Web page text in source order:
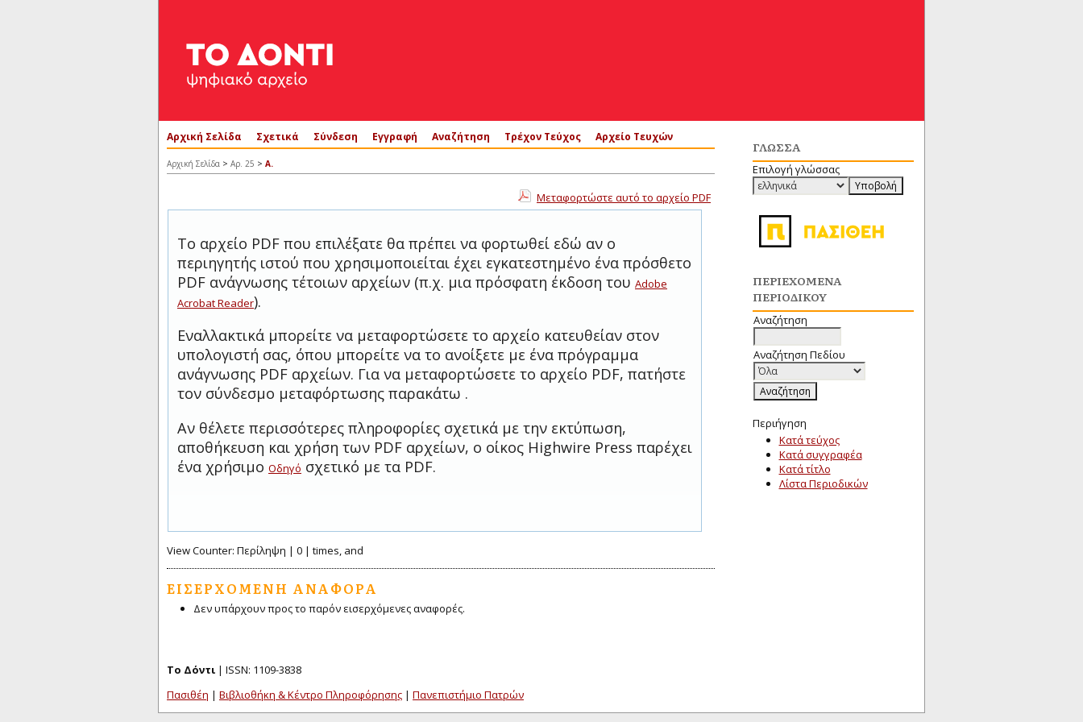
ΓΛΏΣΣΑ
Επιλογή γλώσσας
ΠΕΡΙΕΧΌΜΕΝΑ
ΠΕΡΙΟΔΙΚΟΎ
Αναζήτηση
Αναζήτηση Πεδίου
Περιήγηση
Κατά τεύχος
Κατά συγγραφέα
Κατά τίτλο
Λίστα Περιοδικών
Αρχική Σελίδα Σχετικά Σύνδεση Εγγραφή Αναζήτηση Τρέχον Τεύχος Αρχείο Τευχών
Αρχική Σελίδα > Αρ. 25 > Α.
Μεταφορτώστε αυτό το αρχείο PDF
Το αρχείο PDF που επιλέξατε θα πρέπει να φορτωθεί εδώ αν ο
περιηγητής ιστού που χρησιμοποιείται έχει εγκατεστημένο ένα πρόσθετο
PDF ανάγνωσης τέτοιων αρχείων (π.χ. μια πρόσφατη έκδοση του Adobe
Acrobat Reader).
Εναλλακτικά μπορείτε να μεταφορτώσετε το αρχείο κατευθείαν στον
υπολογιστή σας, όπου μπορείτε να το ανοίξετε με ένα πρόγραμμα
ανάγνωσης PDF αρχείων. Για να μεταφορτώσετε το αρχείο PDF, πατήστε
τον σύνδεσμο μεταφόρτωσης παρακάτω .
Αν θέλετε περισσότερες πληροφορίες σχετικά με την εκτύπωση,
αποθήκευση και χρήση των PDF αρχείων, ο οίκος Highwire Press παρέχει
ένα χρήσιμο Οδηγό σχετικό με τα PDF.
View Counter: Περίληψη | 0 | times, and
ΕΙΣΕΡΧΌΜΕΝΗ ΑΝΑΦΟΡΆ
Δεν υπάρχουν προς το παρόν εισερχόμενες αναφορές.
Το Δόντι | ISSN: 1109-3838
Πασιθέη | Βιβλιοθήκη & Κέντρο Πληροφόρησης | Πανεπιστήμιο Πατρών